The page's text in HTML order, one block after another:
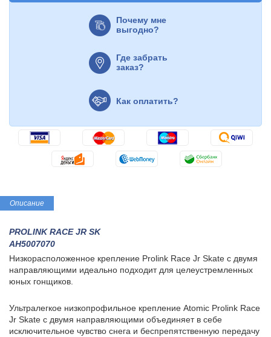
Почему мне
выгодно?
Где забрать
заказ?
Как оплатить?
Описание
PROLINK RACE JR SK
AH5007070
Низкорасположенное крепление Prolink Race Jr Skate с двумя
направляющими идеально подходит для целеустремленных
юных гонщиков.
Ультралегкое низкопрофильное крепление Atomic Prolink Race
Jr Skate с двумя направляющими объединяет в себе
исключительное чувство снега и беспрепятственную передачу